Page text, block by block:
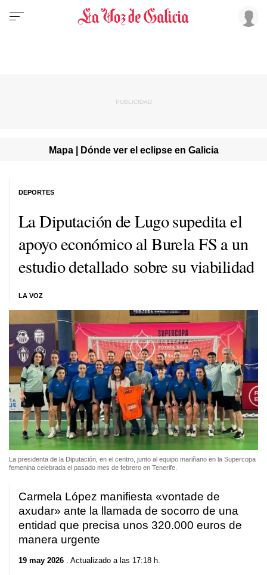
Mapa | Dónde ver el eclipse en Galicia
La Diputación de Lugo supedita el
apoyo económico al Burela FS a un
estudio detallado sobre su viabilidad
LA VOZ
DEPORTES
La presidenta de la Diputación, en el centro, junto al equipo mariñano en la Supercopa
femenina celebrada el pasado mes de febrero en Tenerife.
Carmela López manifiesta «vontade de
axudar» ante la llamada de socorro de una
entidad que precisa unos 320.000 euros de
manera urgente
19 may 2026 . Actualizado a las 17:18 h.